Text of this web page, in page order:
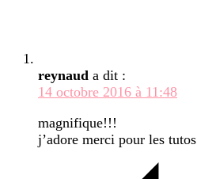
reynaud a dit :
14 octobre 2016 à 11:48
magnifique!!!
j’adore merci pour les tutos